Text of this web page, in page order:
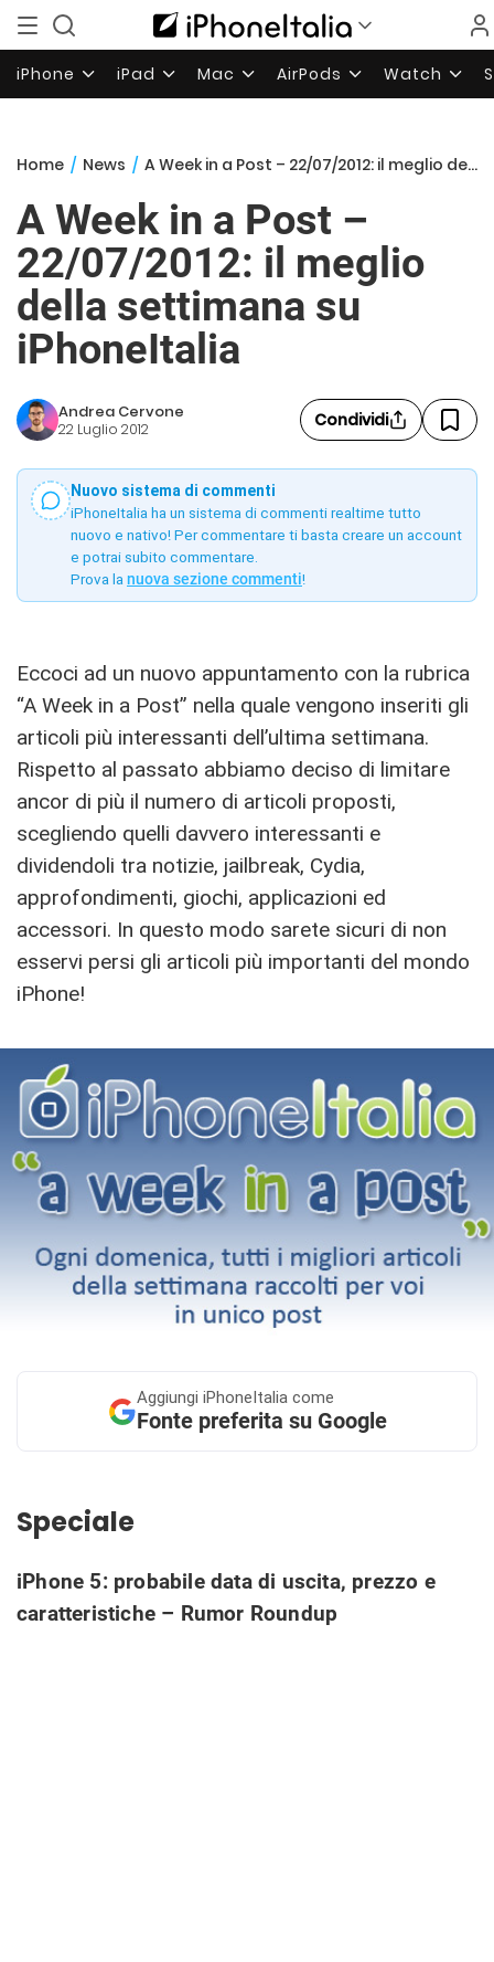
iPhone iPad Mac AirPods Watch
Home / News / A Week in a Post – 22/07/2012: il meglio della settimana su iPhoneItalia
A Week in a Post –
22/07/2012: il meglio
della settimana su
iPhoneItalia
Andrea Cervone
22 Luglio 2012 Condividi
Nuovo sistema di commenti
iPhoneItalia ha un sistema di commenti realtime tutto
nuovo e nativo! Per commentare ti basta creare un account
e potrai subito commentare.
Prova la nuova sezione commenti!
Eccoci ad un nuovo appuntamento con la rubrica
“A Week in a Post” nella quale vengono inseriti gli
articoli più interessanti dell’ultima settimana.
Rispetto al passato abbiamo deciso di limitare
ancor di più il numero di articoli proposti,
scegliendo quelli davvero interessanti e
dividendoli tra notizie, jailbreak, Cydia,
approfondimenti, giochi, applicazioni ed
accessori. In questo modo sarete sicuri di non
esservi persi gli articoli più importanti del mondo
iPhone!
Aggiungi iPhoneItalia come
Fonte preferita su Google
Speciale
iPhone 5: probabile data di uscita, prezzo e
caratteristiche – Rumor Roundup